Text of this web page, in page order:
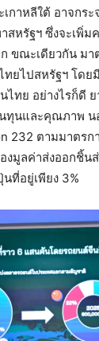
กาหลีใต้ อาจกร
สหรัฐฯ ซึ่งจะเพิ่ม
ขณะเดียวกัน มา
ทยไปสหรัฐฯ โดย
ไทย อย่างไรก็ดี
ทุนและคุณภาพ น
232 ตามมาตร
งมูลค่าส่งออกชิ้น
ที่อยู่เพียง 3%